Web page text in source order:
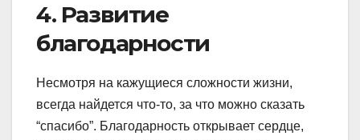
4. Развитие
благодарности
Несмотря на кажущиеся сложности жизни,
всегда найдется что-то, за что можно сказать
“спасибо”. Благодарность открывает сердце,